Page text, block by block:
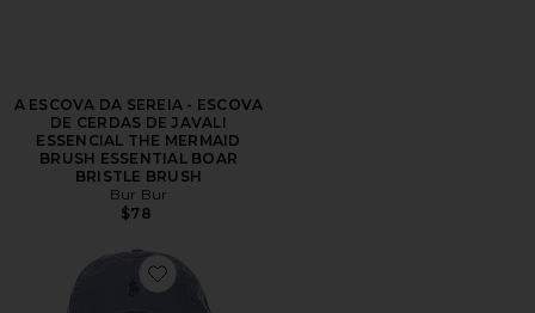
A ESCOVA DA SEREIA - ESCOVA
DE CERDAS DE JAVALI
ESSENCIAL THE MERMAID
BRUSH ESSENTIAL BOAR
BRISTLE BRUSH
Bur Bur
$78
Favorite Chino Cap